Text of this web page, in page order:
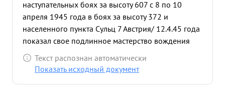
наступательных боях за высоту 607 с 8 по 10
апреля 1945 года в боях за высоту 372 и
населенного пункта Сульц 7 Австрия/ 12.4.45 года
показал свое подлинное мастерство вождения
войск в трудно-проходимой горнолесистой
местности и сочетая взаимодействие всех родов
Текст распознан автоматически
Показать исходный документ